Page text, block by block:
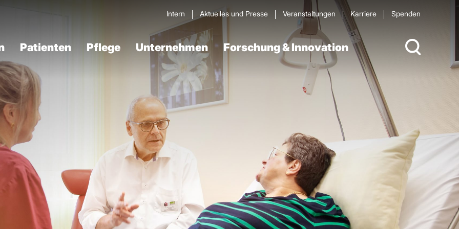
Intern Aktuelles und Presse Veran­staltungen Karriere Spenden
Patienten Pflege Unternehmen Forschung & Innovation
Verdau­ungstrakt